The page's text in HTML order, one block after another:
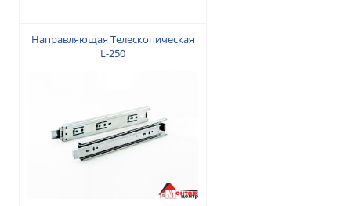
Направляющая Tелескопическая
L-250